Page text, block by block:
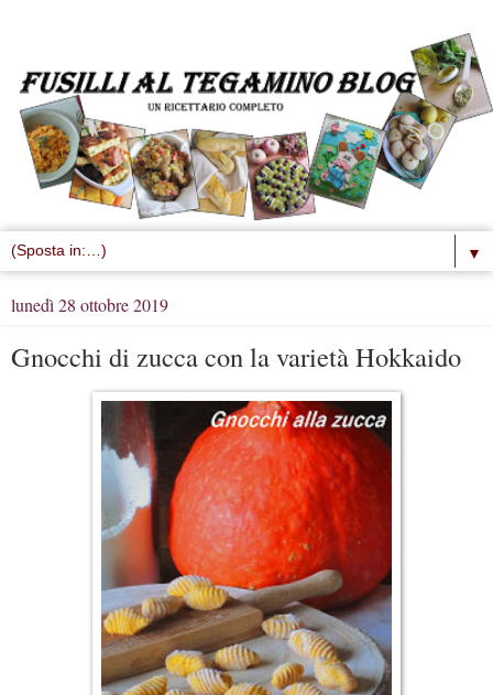
▼
lunedì 28 ottobre 2019
Gnocchi di zucca con la varietà Hokkaido